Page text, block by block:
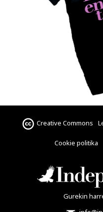
Creative Commons
Cookie politika
Gurekin